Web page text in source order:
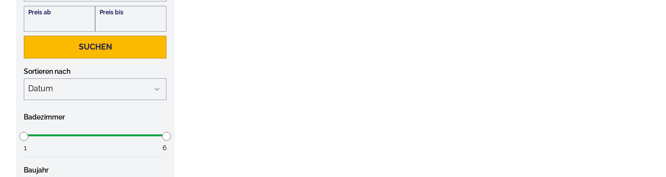
Preis ab Preis bis
SUCHEN
Sortieren nach
Badezimmer
1 6
Baujahr